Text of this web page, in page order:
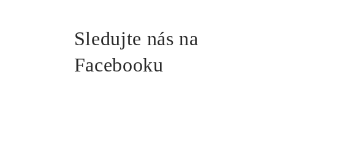
Sledujte nás na
Facebooku